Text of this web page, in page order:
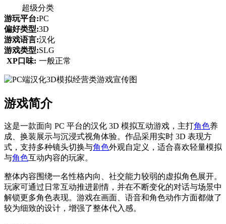
超级分类
游玩平台:PC
偏好类型:3D
游戏语言:汉化
游戏类型:SLG
XP口味: 一般正常
游戏简介
这是一款面向 PC 平台的汉化 3D 模拟互动游戏，主打角色养
成、换装展示与沉浸式视角体验。作品采用实时 3D 表现方
式，支持多种镜头切换与角色外观自定义，适合喜欢轻量模拟
与角色互动内容的玩家。
整体内容围绕一名性格内向、社交能力较弱的虚拟角色展开。
玩家可通过日常互动推进剧情，并在不断变化的对话与场景中
解锁更多角色表现。游戏在画面、语音和角色动作方面都做了
较为细致的设计，增强了整体代入感。